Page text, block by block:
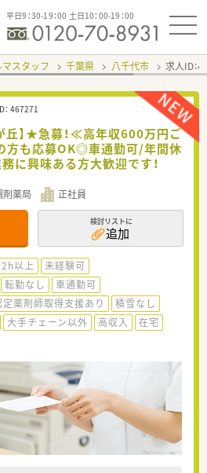
平日9：30-19：00 土日10：00-19：00
スタッフ 千葉県 八千代市 求人ID：
467271
丘】★急募！≪高年収600万円ご
も応募OK◎車通勤可/年間休
に興味ある方大歓迎です！
剤薬局 正社員
検討リストに
追加
以上
未経験可
転勤なし
車通勤可
定薬剤師取得支援あり
積雪なし
大手チェーン以外 高収入
在宅